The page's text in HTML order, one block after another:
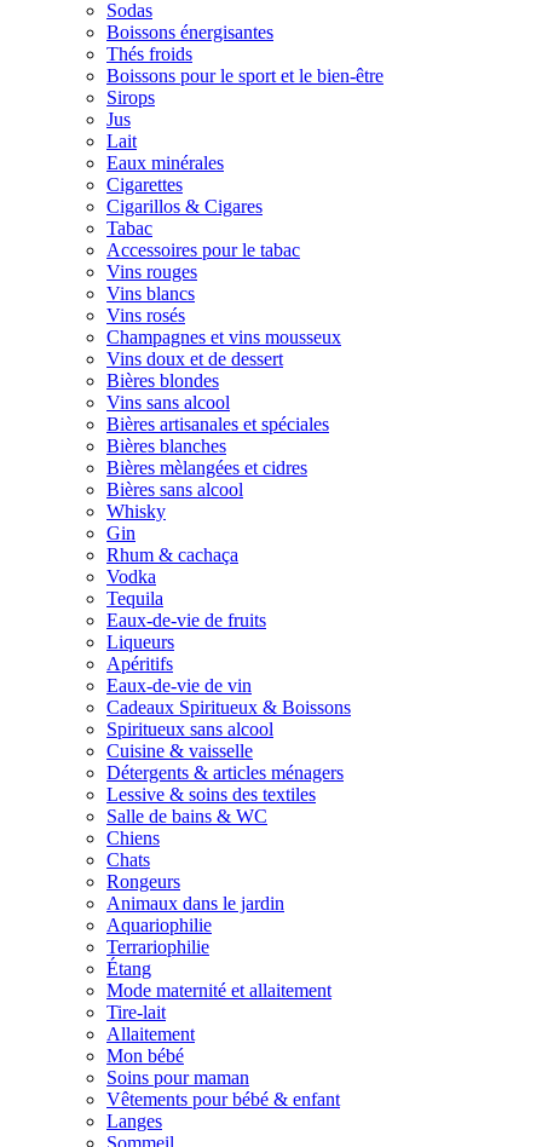
Sodas
Boissons énergisantes
Thés froids
Boissons pour le sport et le bien-être
Sirops
Jus
Lait
Eaux minérales
Cigarettes
Cigarillos & Cigares
Tabac
Accessoires pour le tabac
Vins rouges
Vins blancs
Vins rosés
Champagnes et vins mousseux
Vins doux et de dessert
Bières blondes
Vins sans alcool
Bières artisanales et spéciales
Bières blanches
Bières mèlangées et cidres
Bières sans alcool
Whisky
Gin
Rhum & cachaça
Vodka
Tequila
Eaux-de-vie de fruits
Liqueurs
Apéritifs
Eaux-de-vie de vin
Cadeaux Spiritueux & Boissons
Spiritueux sans alcool
Cuisine & vaisselle
Détergents & articles ménagers
Lessive & soins des textiles
Salle de bains & WC
Chiens
Chats
Rongeurs
Animaux dans le jardin
Aquariophilie
Terrariophilie
Étang
Mode maternité et allaitement
Tire-lait
Allaitement
Mon bébé
Soins pour maman
Vêtements pour bébé & enfant
Langes
Sommeil